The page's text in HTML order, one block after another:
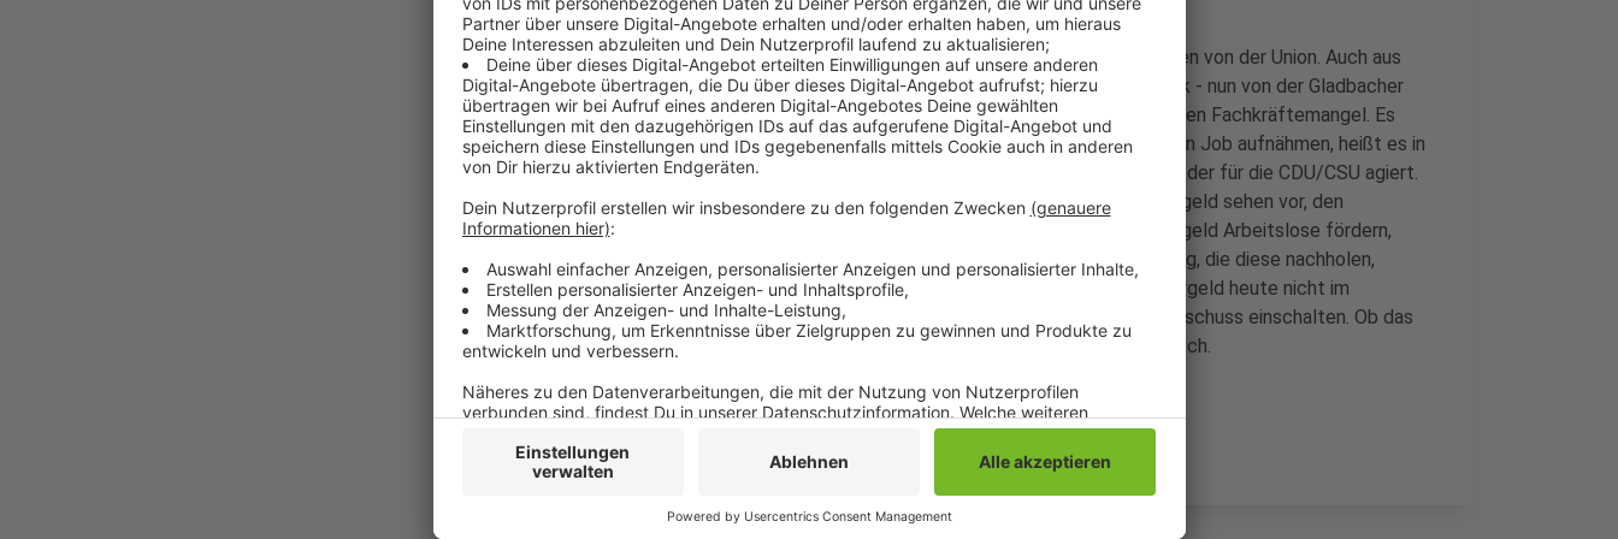
Im Bundesrat könnte der Gesetzesentwurf heute blockiert werden von der Union. Auch aus
der Mönchengladbacher Politik gab es zuletzt immer wieder Kritik - nun von der Gladbacher
Mittelstands- und Wirtschaftsunion. Das Bürgergeld verschärfe den Fachkräftemangel. Es
würde kaum Anreize bieten, damit Arbeitslose schnell wieder einen Job aufnähmen, heißt es in
einer Mitteilung des Wirtschaftsverbands aus Mönchengladbach, der für die CDU/CSU agiert.
Dem widerspricht die Ampel-Regierung. Ihre Pläne für das Bürgergeld sehen vor, den
Regelsatz um rund 50 Euro zu erhöhen. Außerdem soll das Bürgergeld Arbeitslose fördern,
anstatt sie mit Druck zu fordern. Menschen ohne Berufsausbildung, die diese nachholen,
bekommen etwa 150 Euro zum Bürgergeld dazu. Wenn das Bürgergeld heute nicht im
Bundesrat durchkommen sollte, müsset sich der Vermittlungsausschuss einschalten. Ob das
Bürgergeld dann noch zum Jahreswechsel kommen kann, ist fraglich.
Anzeige